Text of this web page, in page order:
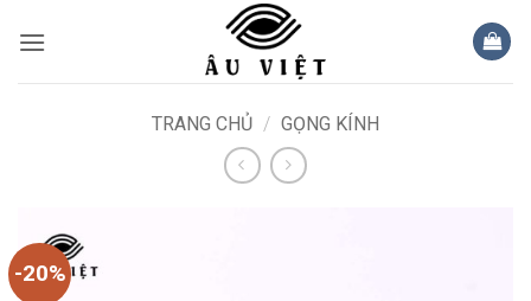
qua
TRANG CHỦ / GỌNG KÍNH
-20%